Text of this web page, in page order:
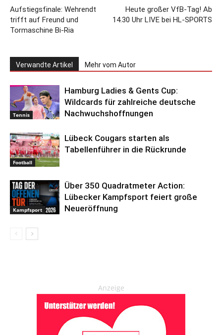
Aufstiegsfinale: Wehrendt
trifft auf Freund und
Tormaschine Bi-Ria
Heute großer VfB-Tag! Ab
14.30 Uhr LIVE bei HL-SPORTS
Verwandte Artikel Mehr vom Autor
Tennis
Hamburg Ladies & Gents Cup:
Wildcards für zahlreiche deutsche
Nachwuchshoffnungen
Football
Lübeck Cougars starten als
Tabellenführer in die Rückrunde
Kampfsport
Über 350 Quadratmeter Action:
Lübecker Kampfsport feiert große
Neueröffnung
Anzeige